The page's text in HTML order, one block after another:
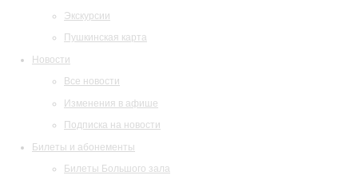
Экскурсии
Пушкинская карта
Новости
Все новости
Изменения в афише
Подписка на новости
Билеты и абонементы
Билеты Большого зала